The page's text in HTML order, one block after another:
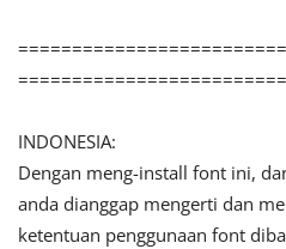
INDONESIA:
Dengan meng-install font ini,
anda dianggap mengerti dan
ketentuan penggunaan font